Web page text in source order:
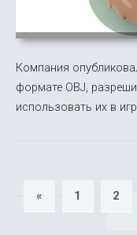
Компания
формате OBJ,
использовать их в
« 1 2